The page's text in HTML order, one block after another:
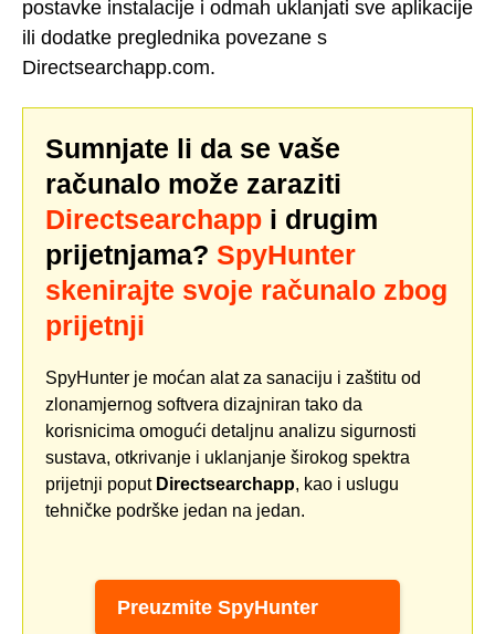
postavke instalacije i odmah uklanjati sve aplikacije
ili dodatke preglednika povezane s
Directsearchapp.com.
Sumnjate li da se vaše
računalo može zaraziti
Directsearchapp i drugim
prijetnjama? SpyHunter
skenirajte svoje računalo zbog
prijetnji
SpyHunter je moćan alat za sanaciju i zaštitu od
zlonamjernog softvera dizajniran tako da
korisnicima omogući detaljnu analizu sigurnosti
sustava, otkrivanje i uklanjanje širokog spektra
prijetnji poput Directsearchapp, kao i uslugu
tehničke podrške jedan na jedan.
Preuzmite SpyHunter